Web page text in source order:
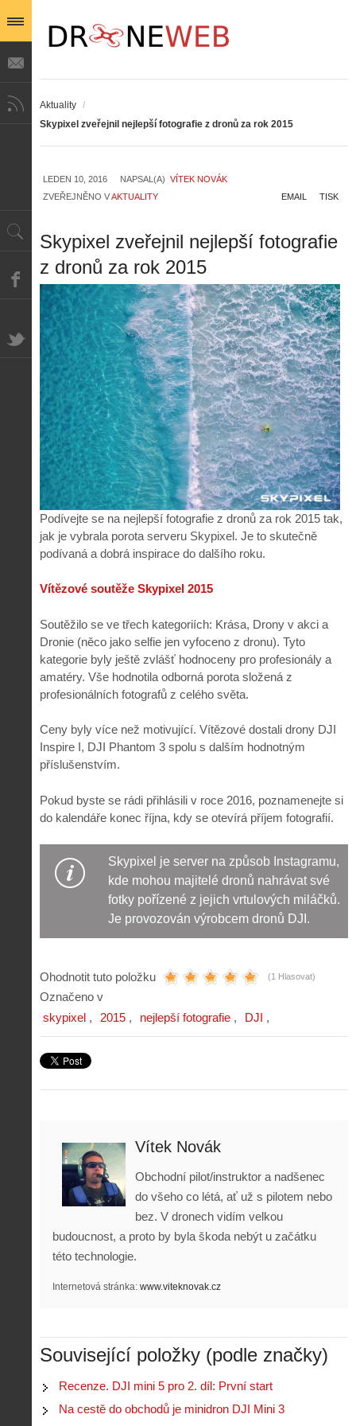
Aktuality /
Skypixel zveřejnil nejlepší fotografie z dronů za rok 2015
LEDEN 10, 2016 NAPSAL(A) VÍTEK NOVÁK
ZVEŘEJNĚNO VAKTUALITY TISK
EMAIL
Skypixel zveřejnil nejlepší fotografie
z dronů za rok 2015
Podívejte se na nejlepší fotografie z dronů za rok 2015 tak,
jak je vybrala porota serveru Skypixel. Je to skutečně
podívaná a dobrá inspirace do dalšího roku.
Vítězové soutěže Skypixel 2015
Soutěžilo se ve třech kategoriích: Krása, Drony v akci a
Dronie (něco jako selfie jen vyfoceno z dronu). Tyto
kategorie byly ještě zvlášť hodnoceny pro profesionály a
amatéry. Vše hodnotila odborná porota složená z
profesionálních fotografů z celého světa.
Ceny byly více než motivující. Vítězové dostali drony DJI
Inspire I, DJI Phantom 3 spolu s dalším hodnotným
příslušenstvím.
Pokud byste se rádi přihlásili v roce 2016, poznamenejte si
do kalendáře konec října, kdy se otevírá příjem fotografií.
Skypixel je server na způsob Instagramu,
kde mohou majitelé dronů nahrávat své
fotky pořízené z jejich vrtulových miláčků.
Je provozován výrobcem dronů DJI.
Ohodnotit tuto položku (1 Hlasovat)
Označeno v
skypixel
2015 nejlepší fotografie DJI
Vítek Novák
Obchodní pilot/instruktor a nadšenec
do všeho co létá, ať už s pilotem nebo
bez. V dronech vidím velkou
budoucnost, a proto by byla škoda nebýt u začátku
této technologie.
Internetová stránka: www.viteknovak.cz
Související položky (podle značky)
Recenze. DJI mini 5 pro 2. díl: První start
Na cestě do obchodů je minidron DJI Mini 3
Z
h
s
t
A
S